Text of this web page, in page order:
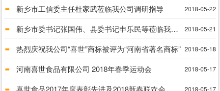
新乡市工信委主任杜家武莅临我公司调研指导 2018-05-22
新乡市委书记张国伟、县委书记申乐民等莅临我公司进行实地调研脱贫攻坚工作 2018-05-21
热烈庆祝我公司“喜世”商标被评为“河南省著名商标” 2018-05-18
河南喜世食品有限公司 2018年春季运动会 2018-05-17
喜世食品2017年度表彰先进及2018新春联欢会 2018-05-17